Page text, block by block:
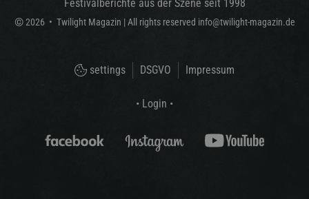
Festivalberichte aus der Szene seit 1998
© 2026 • Twilight Magazin | All rights reserved info@twilight-magazin.de
settings DSGVO Impressum
• Login •